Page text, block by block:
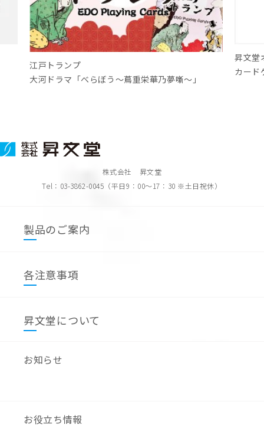
蔦重栄華乃夢噺〜」
株式会社 昇文堂
Tel：03-3862-0045（平日9：00～17：30 ※土日祝休）
製品のご案内
各注意事項
昇文堂について
お知らせ
お役立ち情報